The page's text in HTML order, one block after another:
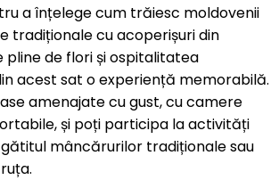
a înțelege cum trăiesc moldovenii
tradiționale cu acoperișuri din
pline de flori și ospitalitatea
acest sat o experiență memorabilă.
amenajate cu gust, cu camere
și poți participa la activități
mâncărurilor tradiționale sau